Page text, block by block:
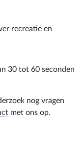
recreatie en
30 tot 60 seconden
nog vragen
met ons op.